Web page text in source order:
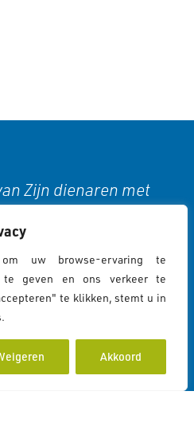
uw browse-ervaring te
te geven en ons verkeer te
te klikken, stemt u in
Akkoord
Zijn dienaren met